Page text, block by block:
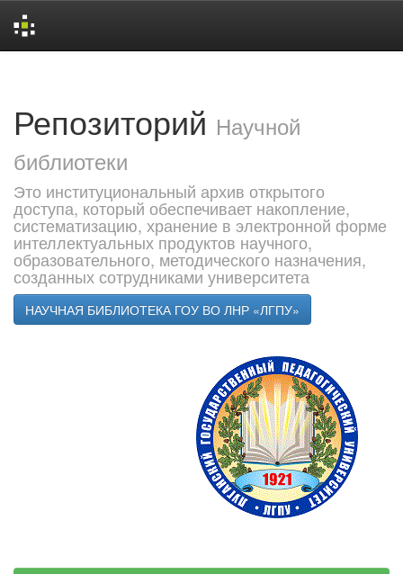
Репозиторий Научной
библиотеки
Это институциональный архив открытого
доступа, который обеспечивает накопление,
систематизацию, хранение в электронной форме
интеллектуальных продуктов научного,
образовательного, методического назначения,
созданных сотрудниками университета
НАУЧНАЯ БИБЛИОТЕКА ГОУ ВО ЛНР «ЛГПУ»